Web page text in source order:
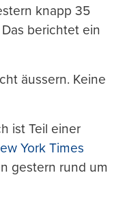
druckenknapp 35
berichtet ein
äussern. Keine
ist Teil einer
York Times
gestern rund um